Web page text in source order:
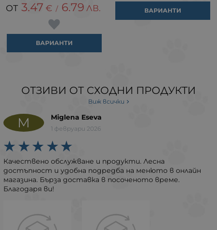
3.47 € / 6.79 ЛВ.
ВАРИАНТИ
ВАРИАНТИ
ОТЗИВИ ОТ СХОДНИ ПРОДУКТИ
Виж всички
M Miglena Eseva
1 февруари 2026
Качествено обслужване и продукти. Лесна
достъпност и удобна подредба на менюто в онлайн
магазина. Бърза доставка в посоченото време.
Благодаря ви!